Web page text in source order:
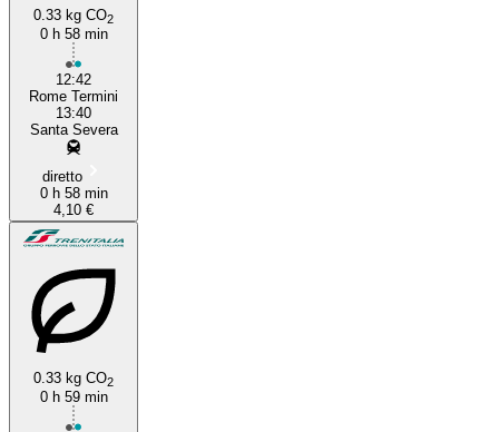
0.33 kg CO2
0 h 58 min
12:42
Rome Termini
13:40
Santa Severa
diretto
0 h 58 min
4,10 €
0.33 kg CO2
0 h 59 min